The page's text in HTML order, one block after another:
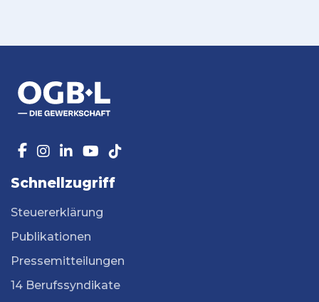
Schnellzugriff
Steuererklärung
Publikationen
Pressemitteilungen
14 Berufssyndikate